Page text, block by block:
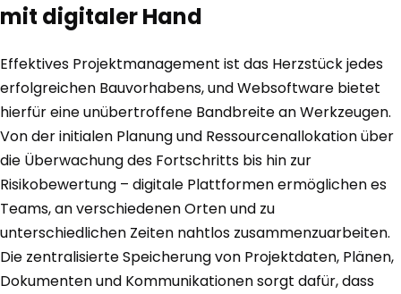
mit digitaler Hand
Effektives Projektmanagement ist das Herzstück jedes
erfolgreichen Bauvorhabens, und Websoftware bietet
hierfür eine unübertroffene Bandbreite an Werkzeugen.
Von der initialen Planung und Ressourcenallokation über
die Überwachung des Fortschritts bis hin zur
Risikobewertung – digitale Plattformen ermöglichen es
Teams, an verschiedenen Orten und zu
unterschiedlichen Zeiten nahtlos zusammenzuarbeiten.
Die zentralisierte Speicherung von Projektdaten, Plänen,
Dokumenten und Kommunikationen sorgt dafür, dass